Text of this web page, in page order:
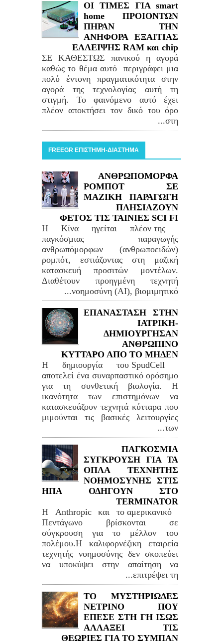
ΟΙ ΤΙΜΕΣ ΓΙΑ smart
home ΠΡΟΙΟΝΤΩΝ
ΠΗΡΑΝ ΤΗΝ
ΑΝΗΦΟΡΑ ΕΞΑΙΤΙΑΣ
ΕΛΛΕΙΨΗΣ RAM και chip
ΣΕ ΚΑΘΕΣΤΩΣ πανικού η αγορά
καθώς το θέμα αυτό περιγράφει μια
πολύ έντονη πραγματικότητα στην
αγορά της τεχνολογίας αυτή τη
στιγμή. Το φαινόμενο αυτό έχει
πλέον αποκτήσει τον δικό του όρο
στη...
FREEGR ΕΠΙΣΤΗΜΗ-ΔΙΑΣΤΗΜΑ
ΑΝΘΡΩΠΟΜΟΡΦΑ
ΡΟΜΠΟΤ ΣΕ
ΜΑΖΙΚΗ ΠΑΡΑΓΩΓΗ
ΠΛΗΣΙΑΖΟΥΝ
ΦΕΤΟΣ ΤΙΣ ΤΑΙΝΙΕΣ SCI FI
Η Κίνα ηγείται πλέον της
παγκόσμιας παραγωγής
ανθρωπόμορφων (ανθρωποειδών)
ρομπότ, εστιάζοντας στη μαζική
κατασκευή προσιτών μοντέλων.
Διαθέτουν προηγμένη τεχνητή
νοημοσύνη (AI), βιομιμητικό...
ΕΠΑΝΑΣΤΑΣΗ ΣΤΗΝ
ΙΑΤΡΙΚΗ-
ΔΗΜΙΟΥΡΓΗΣΑΝ
ΑΝΘΡΩΠΙΝΟ
ΚΥΤΤΑΡΟ ΑΠΟ ΤΟ ΜΗΔΕΝ
Η δημιουργία του SpudCell
αποτελεί ένα συναρπαστικό ορόσημο
για τη συνθετική βιολογία. Η
ικανότητα των επιστημόνων να
κατασκευάζουν τεχνητά κύτταρα που
μιμούνται τις βασικές λειτουργίες
των...
ΠΑΓΚΟΣΜΙΑ
ΣΥΓΚΡΟΥΣΗ ΓΙΑ ΤΑ
ΟΠΛΑ ΤΕΧΝΗΤΗΣ
ΝΟΗΜΟΣΥΝΗΣ ΣΤΙΣ
ΗΠΑ ΟΔΗΓΟΥΝ ΣΤΟ
TERMINATOR
Η Anthropic και το αμερικανικό
Πεντάγωνο βρίσκονται σε
σύγκρουση για το μέλλον του
πολέμου.Η καλιφορνέζικη εταιρεία
τεχνητής νοημοσύνης δεν σκοπεύει
να υποκύψει στην απαίτηση να
επιτρέψει τη...
ΤΟ ΜΥΣΤΗΡΙΩΔΕΣ
ΝΕΤΡΙΝΟ ΠΟΥ
ΕΠΕΣΕ ΣΤΗ ΓΗ ΙΣΩΣ
ΑΛΛΑΞΕΙ ΤΙΣ
ΘΕΩΡΙΕΣ ΓΙΑ ΤΟ ΣΥΜΠΑΝ